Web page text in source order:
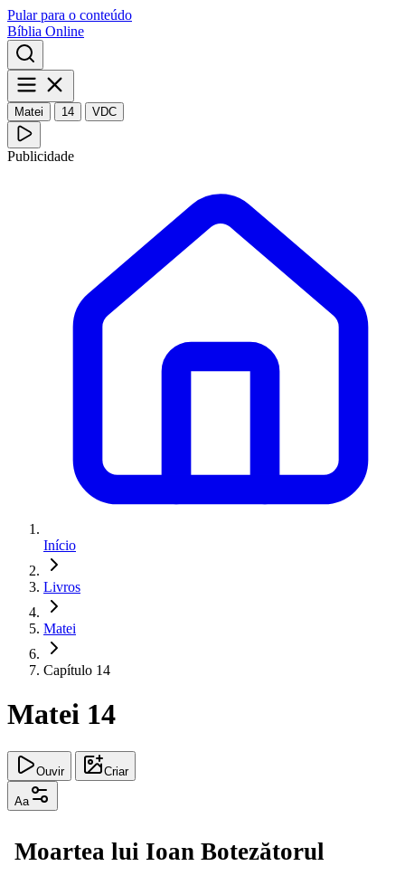
Pular para o conteúdo
Bíblia Online
Matei 14 VDC
Publicidade
Início
Livros
Matei
Capítulo 14
Matei 14
Ouvir Criar
Aa
Moartea lui Ioan Botezătorul